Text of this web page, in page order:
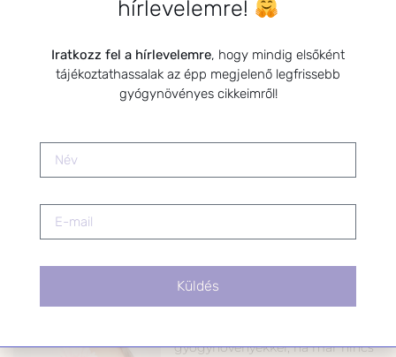
harmonizálása gyógynövényekkel
– Hogyan segíthetnek a
gyógynövényekkel, ha már nincs
hírlevelemre!
Iratkozz fel a hírlevelemre, hogy mindig elsőként
tájékoztathassalak az épp megjelenő legfrissebb
gyógynövényes cikkeimről!
Küldés